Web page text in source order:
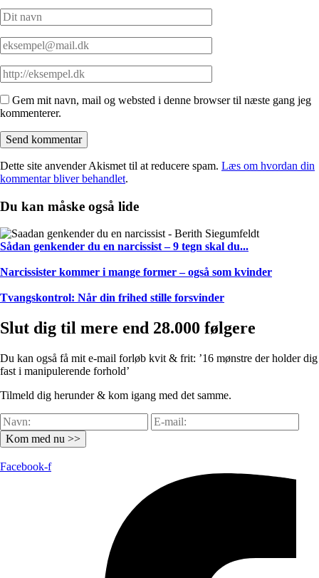
Gem mit navn, mail og websted i denne browser til næste gang jeg
kommenterer.
Dette site anvender Akismet til at reducere spam. Læs om hvordan din
kommentar bliver behandlet.
Du kan måske også lide
Sådan genkender du en narcissist – 9 tegn skal du...
Narcissister kommer i mange former – også som kvinder
Tvangskontrol: Når din frihed stille forsvinder
Slut dig til mere end 28.000 følgere
Du kan også få mit e-mail forløb kvit & frit: ’16 mønstre der holder dig
fast i manipulerende forhold’
Tilmeld dig herunder & kom igang med det samme.
Kom med nu >>
Facebook-f